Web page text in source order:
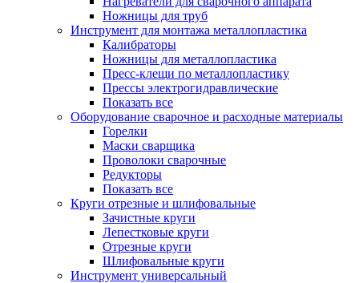
Ножницы для труб
Инструмент для монтажа металлопластика
Калибраторы
Ножницы для металлопластика
Пресс-клещи по металлопластику
Прессы электрогидравлические
Показать все
Оборудование сварочное и расходные материалы
Горелки
Маски сварщика
Проволоки сварочные
Редукторы
Показать все
Круги отрезные и шлифовальные
Зачистные круги
Лепестковые круги
Отрезные круги
Шлифовальные круги
Инструмент универсальный